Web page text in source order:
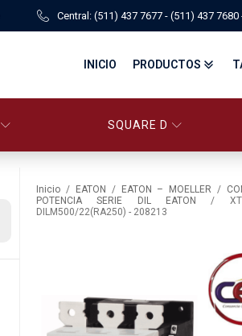
Central: (511) 437 7677 - (511) 437
INICIO PRODUCTOS
MANDO,
SQUARE D
Inicio / EATON / EATON – MOELLER /
POTENCIA SERIE DIL EATON
/
DILM500/22(RA250) - 208213